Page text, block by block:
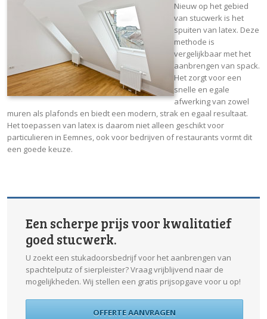
Nieuw op het gebied
van stucwerk is het
spuiten van latex. Deze
methode is
vergelijkbaar met het
aanbrengen van spack.
Het zorgt voor een
snelle en egale
afwerking van zowel
muren als plafonds en biedt een modern, strak en egaal resultaat.
Het toepassen van latex is daarom niet alleen geschikt voor
particulieren in Eemnes, ook voor bedrijven of restaurants vormt dit
een goede keuze.
Een scherpe prijs voor kwalitatief
goed stucwerk.
U zoekt een stukadoorsbedrijf voor het aanbrengen van
spachtelputz of sierpleister? Vraag vrijblijvend naar de
mogelijkheden. Wij stellen een gratis prijsopgave voor u op!
OFFERTE AANVRAGEN